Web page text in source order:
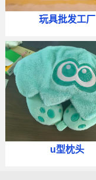
玩具批发工厂
u型枕头